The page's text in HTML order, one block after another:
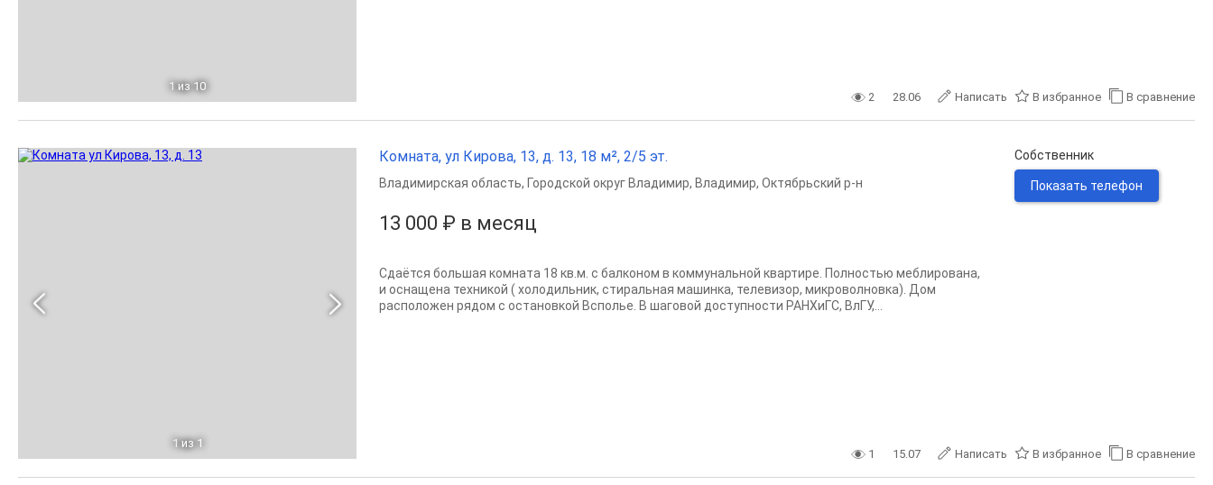
1 из 10
2 28.06 Написать В избранное В сравнение
1 из 1
Комната, ул Кирова, 13, д. 13, 18 м², 2/5 эт.
13 000 ₽ в месяц
Владимирская область, Городской округ Владимир, Владимир, Октябрьский р-н
Сдаётся большая комната 18 кв.м. с балконом в коммунальной квартире. Полностью меблирована,
и оснащена техникой ( холодильник, стиральная машинка, телевизор, микроволновка). Дом
расположен рядом с остановкой Всполье. В шаговой доступности РАНХиГС, ВлГУ,...
Собственник
Показать телефон
1 15.07 Написать В избранное В сравнение